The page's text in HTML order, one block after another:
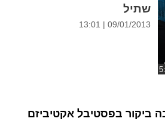
שתיל
09/01/2013 | 13:01
ביקור בפסטיבל אקטיביזם